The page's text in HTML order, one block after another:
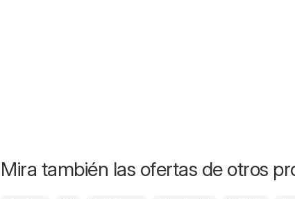
Mira también las ofertas de otros